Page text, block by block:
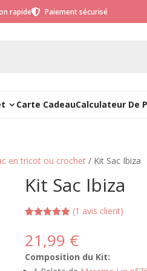
rapide Paiement sécurisé
Carte CadeauCalculateur De
en tricot ou crochet / Kit Sac Ibiza
Kit Sac Ibiza
basé sur
notation
client
(1 avis client)
21,99 €
Composition du Kit: